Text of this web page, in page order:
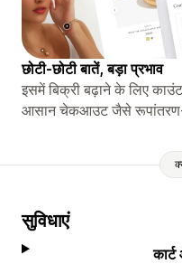
छोटी-छोटी बातें, बड़ा प्रभाव
इसमें बिक्री बढ़ाने के लिए
आसान चेकआउट जैसे रूपांतरण-
सुविधाएं